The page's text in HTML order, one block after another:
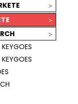
(MORUGA